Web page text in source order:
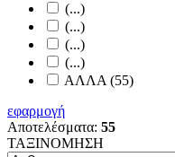
(...)
(...)
(...)
(...)
ΑΛΛΑ (55)
εφαρμογή
Αποτελέσματα: 55
ΤΑΞΙΝΟΜΗΣΗ